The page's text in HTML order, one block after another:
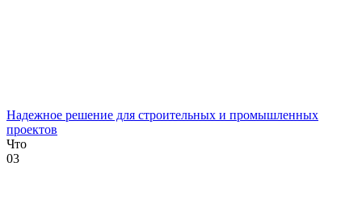
Надежное решение для строительных и промышленных
проектов
Что
03